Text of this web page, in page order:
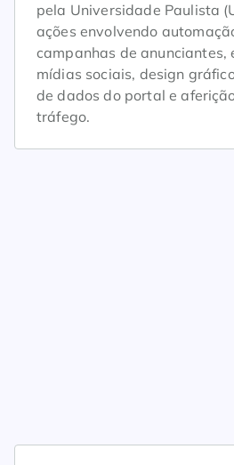
pela Universidade Paulista
ações envolvendo
campanhas de anunciantes,
mídias sociais, design
de dados do portal e
tráfego.